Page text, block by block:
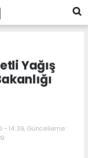
Yağış
- 14:39, Güncelleme: